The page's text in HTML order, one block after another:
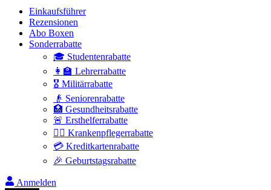
Einkaufsführer
Rezensionen
Abo Boxen
Sonderrabatte
🎓 Studentenrabatte
👩‍🏫 Lehrerrabatte
🎖️ Militärrabatte
👴 Seniorenrabatte
🏥 Gesundheitsrabatte
🚨 Ersthelferrabatte
👩‍⚕️ Krankenpflegerrabatte
💳 Kreditkartenrabatte
🎉 Geburtstagsrabatte
Anmelden